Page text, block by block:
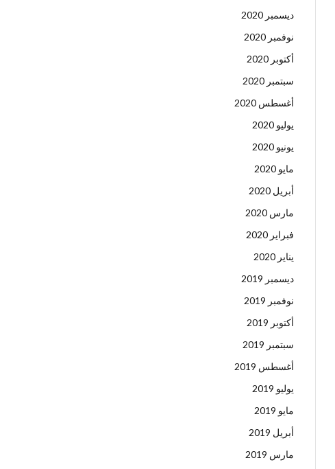
ديسمبر 2020
نوفمبر 2020
أكتوبر 2020
سبتمبر 2020
أغسطس 2020
يوليو 2020
يونيو 2020
مايو 2020
أبريل 2020
مارس 2020
فبراير 2020
يناير 2020
ديسمبر 2019
نوفمبر 2019
أكتوبر 2019
سبتمبر 2019
أغسطس 2019
يوليو 2019
مايو 2019
أبريل 2019
مارس 2019